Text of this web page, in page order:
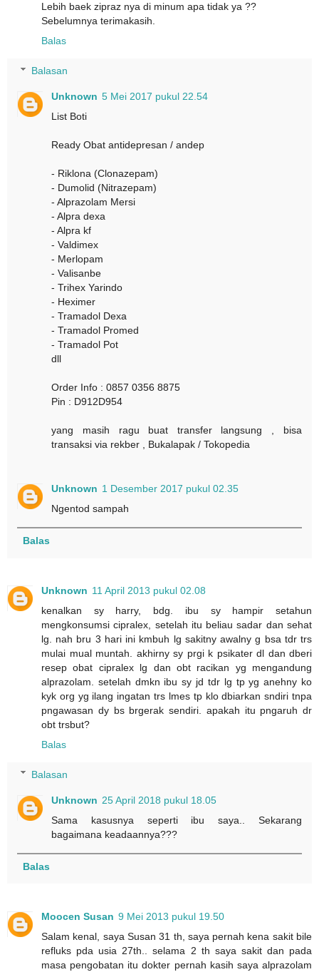
Lebih baek zipraz nya di minum apa tidak ya ??
Sebelumnya terimakasih.
Balas
Balasan
Unknown 5 Mei 2017 pukul 22.54
List Boti
Ready Obat antidepresan / andep
- Riklona (Clonazepam)
- Dumolid (Nitrazepam)
- Alprazolam Mersi
- Alpra dexa
- Alpra kf
- Valdimex
- Merlopam
- Valisanbe
- Trihex Yarindo
- Heximer
- Tramadol Dexa
- Tramadol Promed
- Tramadol Pot
dll
Order Info : 0857 0356 8875
Pin : D912D954
yang masih ragu buat transfer langsung , bisa
transaksi via rekber , Bukalapak / Tokopedia
Unknown 1 Desember 2017 pukul 02.35
Ngentod sampah
Balas
Unknown 11 April 2013 pukul 02.08
kenalkan sy harry, bdg. ibu sy hampir setahun
mengkonsumsi cipralex, setelah itu beliau sadar dan sehat
lg. nah bru 3 hari ini kmbuh lg sakitny awalny g bsa tdr trs
mulai mual muntah. akhirny sy prgi k psikater dl dan dberi
resep obat cipralex lg dan obt racikan yg mengandung
alprazolam. setelah dmkn ibu sy jd tdr lg tp yg anehny ko
kyk org yg ilang ingatan trs lmes tp klo dbiarkan sndiri tnpa
pngawasan dy bs brgerak sendiri. apakah itu pngaruh dr
obt trsbut?
Balas
Balasan
Unknown 25 April 2018 pukul 18.05
Sama kasusnya seperti ibu saya.. Sekarang
bagaimana keadaannya???
Balas
Moocen Susan 9 Mei 2013 pukul 19.50
Salam kenal, saya Susan 31 th, saya pernah kena sakit bile
refluks pda usia 27th.. selama 2 th saya sakit dan pada
masa pengobatan itu dokter pernah kasih saya alprazolam